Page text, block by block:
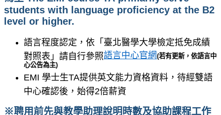
students with language proficiency at the B2
level or higher.
語言程度認定，依「臺北醫學大學檢定抵免成績
對照表」請自行參照語言中心官網(若有更新，依語言中
心公告為主)
EMI 學士生TA提供英文能力資格資料，待經雙語
中心確認後，始得2倍薪資
※聘用前先與教學助理說明時數及協助課程工作